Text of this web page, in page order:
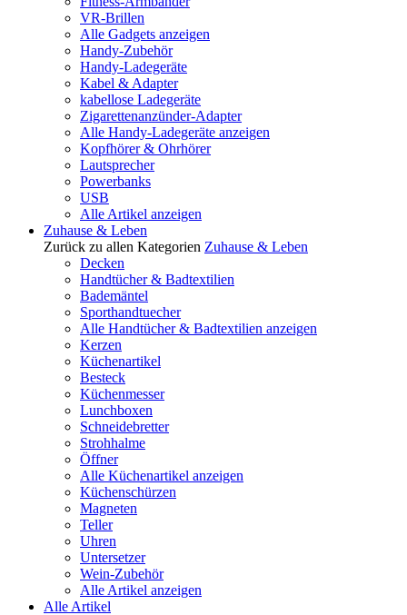
VR-Brillen
Alle Gadgets anzeigen
Handy-Zubehör
Handy-Ladegeräte
Kabel & Adapter
kabellose Ladegeräte
Zigarettenanzünder-Adapter
Alle Handy-Ladegeräte anzeigen
Kopfhörer & Ohrhörer
Lautsprecher
Powerbanks
USB
Alle Artikel anzeigen
Zuhause & Leben
Zurück zu allen Kategorien Zuhause & Leben
Decken
Handtücher & Badtextilien
Bademäntel
Sporthandtuecher
Alle Handtücher & Badtextilien anzeigen
Kerzen
Küchenartikel
Besteck
Küchenmesser
Lunchboxen
Schneidebretter
Strohhalme
Öffner
Alle Küchenartikel anzeigen
Küchenschürzen
Magneten
Teller
Uhren
Untersetzer
Wein-Zubehör
Alle Artikel anzeigen
Alle Artikel